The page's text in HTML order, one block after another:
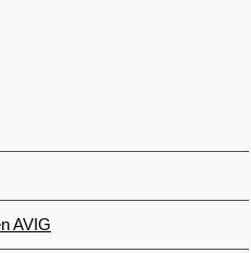
AVIG